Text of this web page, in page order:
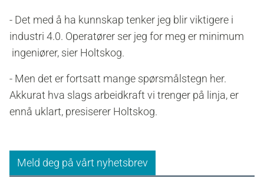
- Det med å ha kunnskap tenker jeg blir viktigere i
industri 4.0. Operatører ser jeg for meg er minimum
ingeniører, sier Holtskog.
- Men det er fortsatt mange spørsmålstegn her.
Akkurat hva slags arbeidkraft vi trenger på linja, er
ennå uklart, presiserer Holtskog.
Meld deg på vårt nyhetsbrev